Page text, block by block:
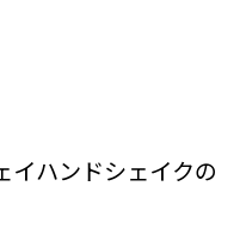
イハンドシェイクの